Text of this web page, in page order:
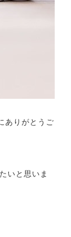
ありがとうご
いと思いま